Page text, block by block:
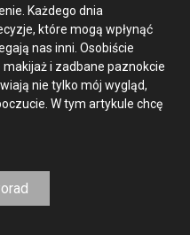
Każdego dnia
które mogą wpłynąć
nas inni. Osobiście
makijaż i zadbane paznokcie
nie tylko mój wygląd,
W tym artykule chcę